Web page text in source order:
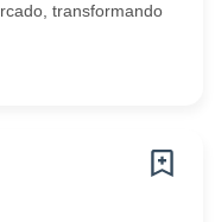
transformando